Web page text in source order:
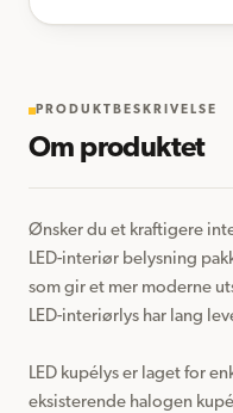
PRODUKTBESKRIVELSE
Om produktet
Ønsker du et kraftigere
LED-interiør belysning
som gir et mer moderne
LED-interiørlys har lang
LED kupélys er laget for
eksisterende halogen